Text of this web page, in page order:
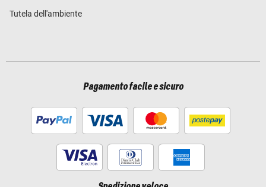
Tutela dell'ambiente
Pagamento facile e sicuro